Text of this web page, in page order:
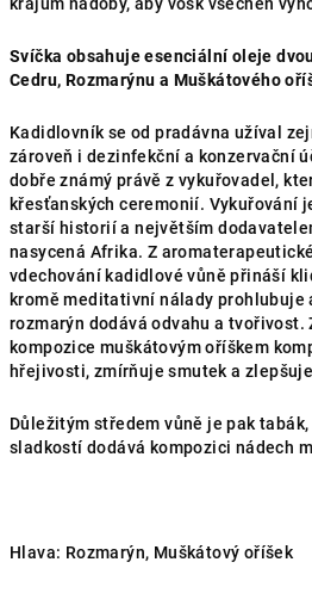
Svíčka obsahuje esenciální oleje
Cedru, Rozmarýnu a Muškátového
Kadidlovník se od pradávna užíval
zároveň i dezinfekční a konzervační
dobře známý právě z vykuřovadel,
křesťanských ceremonií. Vykuřování
starší historií a největším
nasycená Afrika. Z
vdechování kadidlové vůně přináší
kromě meditativní nálady prohlubuje
rozmarýn dodává odvahu a tvořivost.
kompozice muškátovým oříškem
hřejivosti, zmírňuje smutek a
Důležitým středem vůně je pak
sladkostí dodává kompozici nádech
Hlava: Rozmarýn, Muškátový oříšek